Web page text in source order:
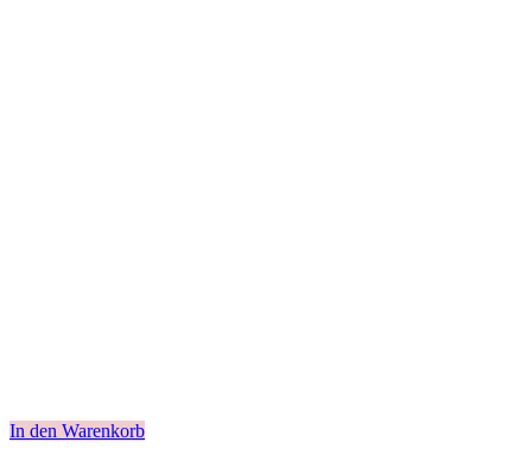
In den Warenkorb